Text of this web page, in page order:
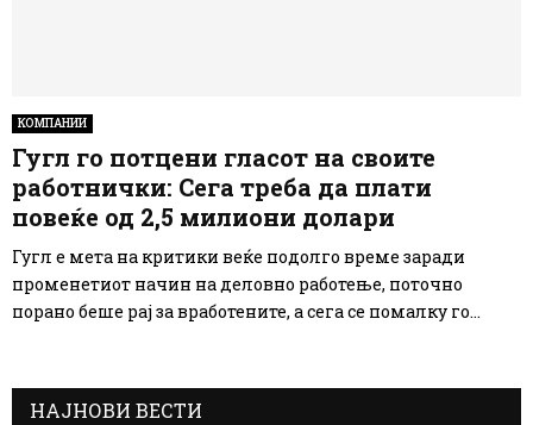
КОМПАНИИ
Гугл го потцени гласот на своите
работнички: Сега треба да плати
повеќе од 2,5 милиони долари
Гугл е мета на критики веќе подолго време заради
променетиот начин на деловно работење, поточно
порано беше рај за вработените, а сега се помалку го...
НАЈНОВИ ВЕСТИ